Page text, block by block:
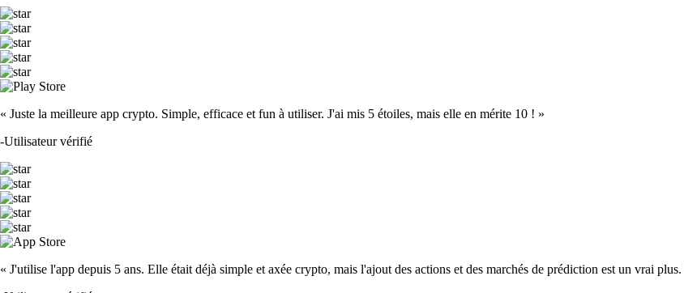
« Juste la meilleure app crypto. Simple, efficace et fun à utiliser. J'ai mis 5 étoiles, mais elle en mérite 10 ! »
-Utilisateur vérifié
« J'utilise l'app depuis 5 ans. Elle était déjà simple et axée crypto, mais l'ajout des actions et des marchés de prédiction est un vrai